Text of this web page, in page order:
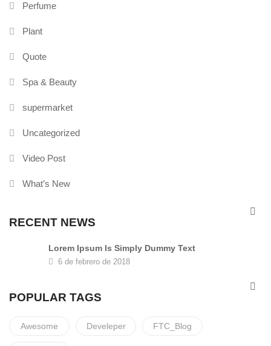
Perfume
Plant
Quote
Spa & Beauty
supermarket
Uncategorized
Video Post
What’s New
RECENT NEWS
Lorem Ipsum Is Simply Dummy Text
6 de febrero de 2018
POPULAR TAGS
Awesome Develeper FTC_Blog